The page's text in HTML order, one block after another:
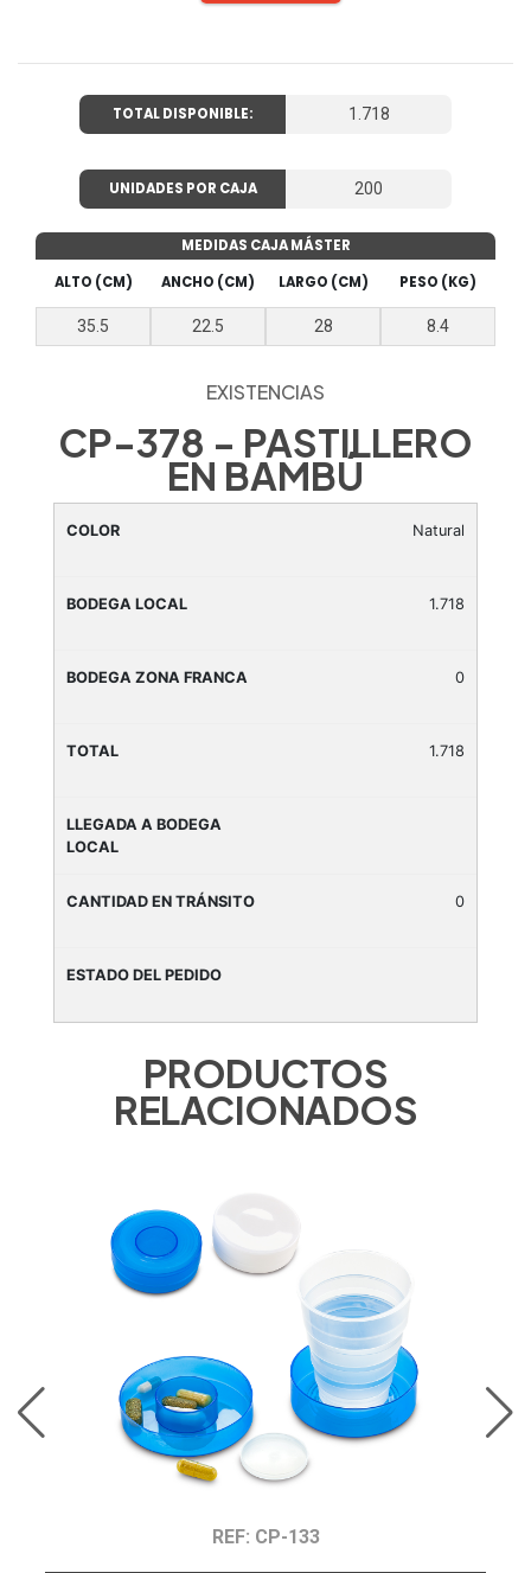
TOTAL DISPONIBLE: 1.718
UNIDADES POR CAJA 200
MEDIDAS CAJA MÁSTER
ALTO (CM)
ANCHO (CM) LARGO (CM) PESO (KG)
35.5 22.5 28 8.4
EXISTENCIAS
CP-378 - PASTILLERO
EN BAMBÚ
Natural
1.718
0
1.718
0
PRODUCTOS
RELACIONADOS
REF: CP-133